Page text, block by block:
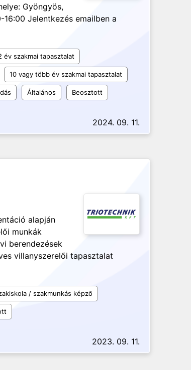
Gyöngyös,
Jelentkezés emailben a
év szakmai tapasztalat
10 vagy több év szakmai tapasztalat
Általános Beosztott
2024. 09. 11.
alapján
munkák
berendezések
villanyszerelői tapasztalat
/ szakmunkás képző
2023. 09. 11.